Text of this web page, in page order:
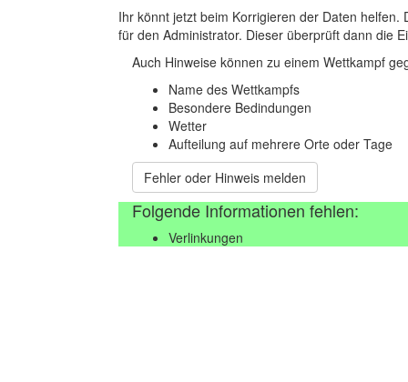
Ihr könnt jetzt beim Korrigieren der Daten
für den Administrator. Dieser überprüft dann die
Auch Hinweise können zu einem Wettkampf
Name des Wettkampfs
Besondere Bedindungen
Wetter
Aufteilung auf mehrere Orte oder Tage
Fehler oder Hinweis melden
Folgende Informationen fehlen:
Verlinkungen